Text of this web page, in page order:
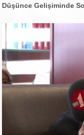
Düşünce Gelişiminde